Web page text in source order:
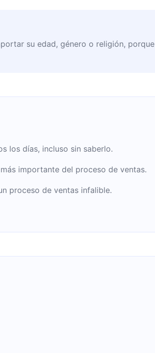
su edad, género o religión, porque
los días, incluso sin saberlo.
importante del proceso de ventas.
proceso de ventas infalible.